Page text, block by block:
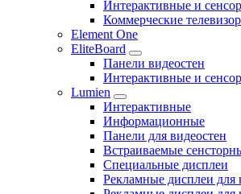
Интерактивные и
Коммерческие
Element One
EliteBoard
Панели видеостен
Интерактивные и
Lumien
Интерактивные
Информационные
Панели для видеостен
Встраиваемые
Специальные дисплеи
Рекламные дисплеи для